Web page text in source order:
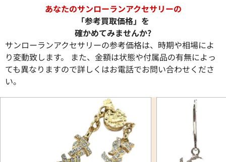
あなたのサンローランアクセサリーの
「参考買取価格」を
確かめてみませんか?
サンローランアクセサリーの参考価格は、時期や相場によ
り変動致します。 また、金額は状態や付属品の有無によっ
ても異なりますので詳しくはお電話でお問い合わせくださ
い。